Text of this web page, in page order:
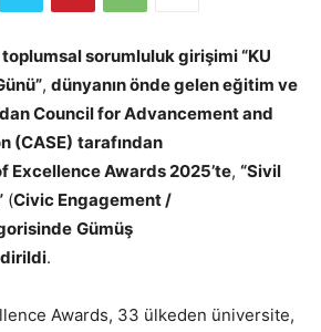
sorumluluk girişimi “KU
, dünyanın önde gelen eğitim ve
Council for Advancement and
(CASE) tarafından
Excellence Awards 2025’te, “Sivil
(Civic Engagement /
Gümüş
.
Awards, 33 ülkeden üniversite,